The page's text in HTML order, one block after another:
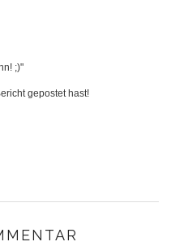
;)"
gepostet hast!